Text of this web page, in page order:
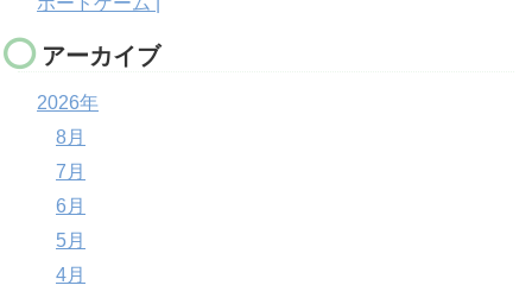
アーカイブ
2026年
8月
7月
6月
5月
4月